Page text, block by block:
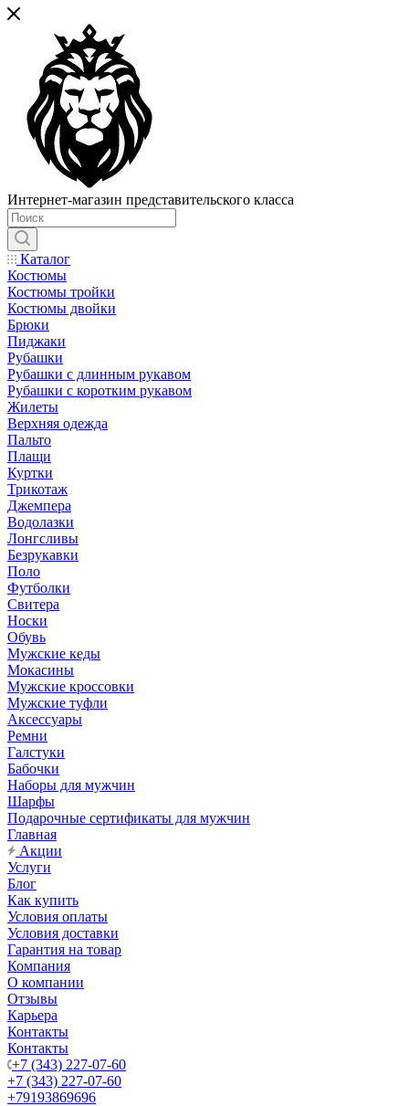
Интернет-магазин представительского класса
Каталог
Костюмы
Костюмы тройки
Костюмы двойки
Брюки
Пиджаки
Рубашки
Рубашки с длинным рукавом
Рубашки с коротким рукавом
Жилеты
Верхняя одежда
Пальто
Плащи
Куртки
Трикотаж
Джемпера
Водолазки
Лонгсливы
Безрукавки
Поло
Футболки
Свитера
Носки
Обувь
Мужские кеды
Мокасины
Мужские кроссовки
Мужские туфли
Аксессуары
Ремни
Галстуки
Бабочки
Наборы для мужчин
Шарфы
Подарочные сертификаты для мужчин
Главная
Акции
Услуги
Блог
Как купить
Условия оплаты
Условия доставки
Гарантия на товар
Компания
О компании
Отзывы
Карьера
Контакты
Контакты
+7 (343) 227-07-60
+7 (343) 227-07-60
+79193869696